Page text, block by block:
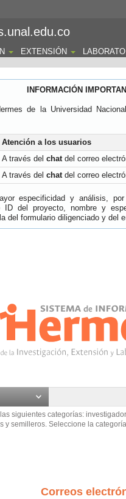
EXTENSIÓN
INFORMACIÓN
de la Universidad
Atención a los usuarios
A través del chatdel correo
A través del chatdel correo
especificidad y análisis,
del proyecto, nombre y
del formulario diligenciado y del
siguientes categorías:
y semilleros. Seleccione la
Correos